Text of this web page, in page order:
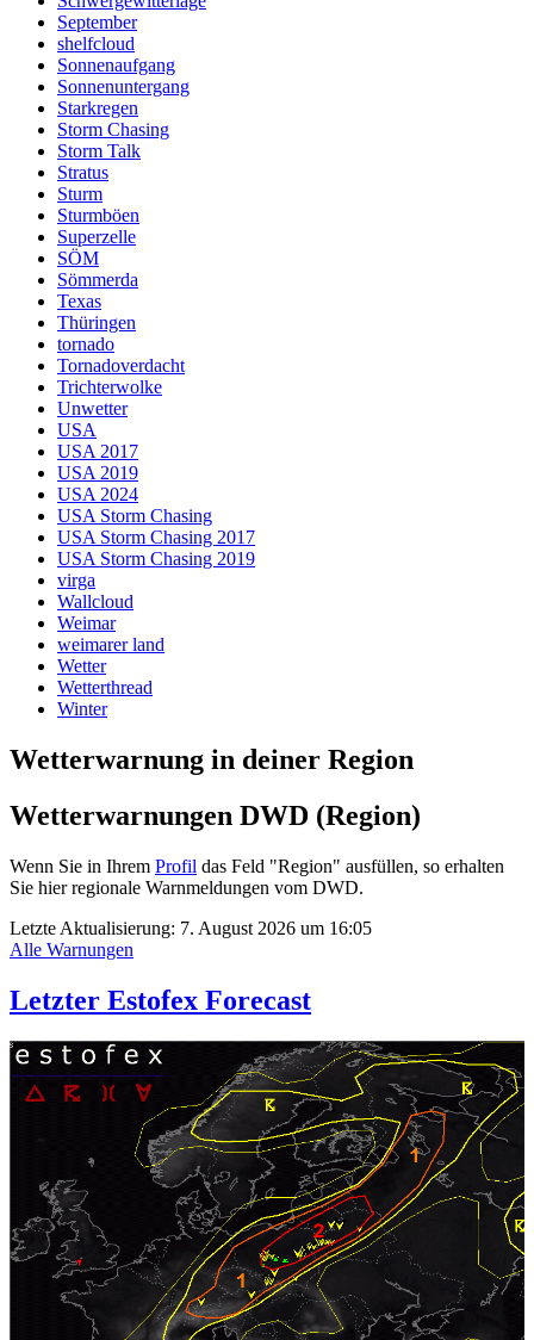
September
shelfcloud
Sonnenaufgang
Sonnenuntergang
Starkregen
Storm Chasing
Storm Talk
Stratus
Sturm
Sturmböen
Superzelle
SÖM
Sömmerda
Texas
Thüringen
tornado
Tornadoverdacht
Trichterwolke
Unwetter
USA
USA 2017
USA 2019
USA 2024
USA Storm Chasing
USA Storm Chasing 2017
USA Storm Chasing 2019
virga
Wallcloud
Weimar
weimarer land
Wetter
Wetterthread
Winter
Wetterwarnung in deiner Region
Wetterwarnungen DWD (Region)
Wenn Sie in Ihrem Profil das Feld "Region" ausfüllen, so erhalten
Sie hier regionale Warnmeldungen vom DWD.
Letzte Aktualisierung: 7. August 2026 um 16:05
Alle Warnungen
Letzter Estofex Forecast